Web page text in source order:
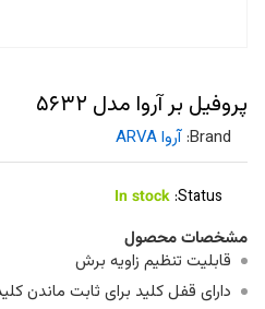
پروفیل بر آروا مدل ۵۶۳۲
Brand: آروا ARVA
Status:
In stock
مشخصات محصول
قابلیت تنظیم زاویه برش
دارای قفل کلید برای ثابت ماندن